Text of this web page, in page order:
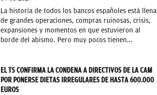
La historia de todos los bancos españoles está llena
de grandes operaciones, compras ruinosas, crisis,
expansiones y momentos en que estuvieron al
borde del abismo. Pero muy pocos tienen...
EL TS CONFIRMA LA CONDENA A DIRECTIVOS DE LA CAM
POR PONERSE DIETAS IRREGULARES DE HASTA 600.000
EUROS